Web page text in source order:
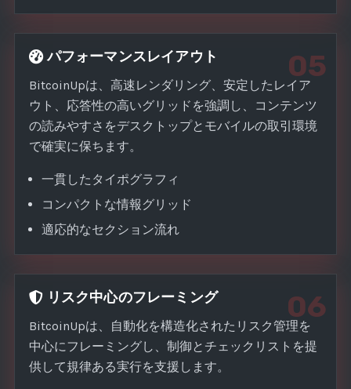
05
パフォーマンスレイアウト
BitcoinUpは、高速レンダリング、安定したレイア
ウト、応答性の高いグリッドを強調し、コンテンツ
の読みやすさをデスクトップとモバイルの取引環境
で確実に保ちます。
一貫したタイポグラフィ
コンパクトな情報グリッド
適応的なセクション流れ
06
リスク中心のフレーミング
BitcoinUpは、自動化を構造化されたリスク管理を
中心にフレーミングし、制御とチェックリストを提
供して規律ある実行を支援します。